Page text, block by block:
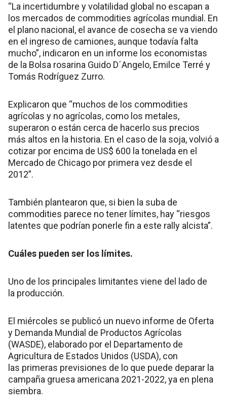
“La incertidumbre y volatilidad global no escapan a
los mercados de commodities agrícolas mundial. En
el plano nacional, el avance de cosecha se va viendo
en el ingreso de camiones, aunque todavía falta
mucho”, indicaron en un informe los economistas
de la Bolsa rosarina Guido D´Angelo, Emilce Terré y
Tomás Rodríguez Zurro.
Explicaron que “muchos de los commodities
agrícolas y no agrícolas, como los metales,
superaron o están cerca de hacerlo sus precios
más altos en la historia. En el caso de la soja, volvió a
cotizar por encima de US$ 600 la tonelada en el
Mercado de Chicago por primera vez desde el
2012”.
También plantearon que, si bien la suba de
commodities parece no tener límites, hay “riesgos
latentes que podrían ponerle fin a este rally alcista”.
Cuáles pueden ser los límites.
Uno de los principales limitantes viene del lado de
la producción.
El miércoles se publicó un nuevo informe de Oferta
y Demanda Mundial de Productos Agrícolas
(WASDE), elaborado por el Departamento de
Agricultura de Estados Unidos (USDA), con
las primeras previsiones de lo que puede deparar la
campaña gruesa americana 2021-2022, ya en plena
siembra.